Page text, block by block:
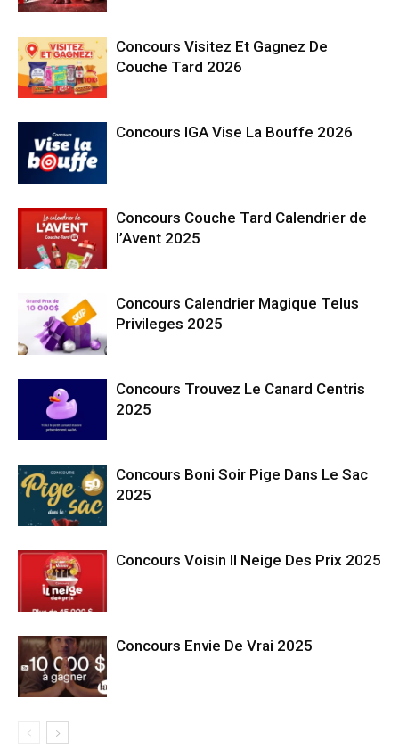
Concours Visitez Et Gagnez De
Couche Tard 2026
Concours IGA Vise La Bouffe 2026
Concours Couche Tard Calendrier de
l’Avent 2025
Concours Calendrier Magique Telus
Privileges 2025
Concours Trouvez Le Canard Centris
2025
Concours Boni Soir Pige Dans Le Sac
2025
Concours Voisin Il Neige Des Prix 2025
Concours Envie De Vrai 2025